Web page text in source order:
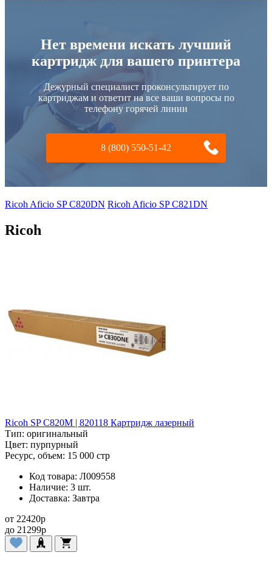
Нет времени искать лучший
картридж для вашего принтера
Дежурный специалист проконсультирует по
картриджам и ответит на все ваши вопросы по
телефону горячей линии
8 (800) 550-51-42
Ricoh Aficio SP C820DN Ricoh Aficio SP C821DN
Ricoh
Ricoh SP C820M | 820118 Картридж лазерный
Тип: оригинальный
Цвет: пурпурный
Ресурс, объем: 15 000 стр
Код товара: Л009558
Наличие: 3 шт.
Доставка: Завтра
от 22420p
до 21299p